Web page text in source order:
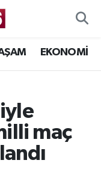
EKONOMİ
maç
Durumu ve Fikstür